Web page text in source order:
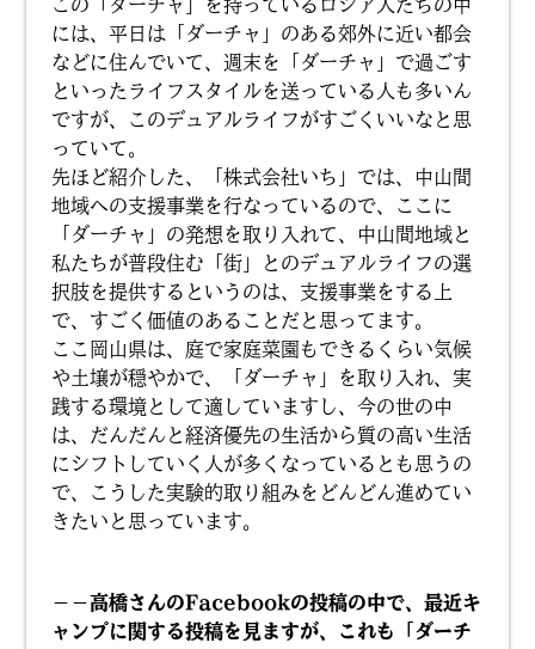
この「ダーチャ」を持っているロシア人たちの中
には、平日は「ダーチャ」のある郊外に近い都会
などに住んでいて、週末を「ダーチャ」で過ごす
といったライフスタイルを送っている人も多いん
ですが、このデュアルライフがすごくいいなと思
っていて。
先ほど紹介した、「株式会社いち」では、中山間
地域への支援事業を行なっているので、ここに
「ダーチャ」の発想を取り入れて、中山間地域と
私たちが普段住む「街」とのデュアルライフの選
択肢を提供するというのは、支援事業をする上
で、すごく価値のあることだと思ってます。
ここ岡山県は、庭で家庭菜園もできるくらい気候
や土壌が穏やかで、「ダーチャ」を取り入れ、実
践する環境として適していますし、今の世の中
は、だんだんと経済優先の生活から質の高い生活
にシフトしていく人が多くなっているとも思うの
で、こうした実験的取り組みをどんどん進めてい
きたいと思っています。
－－高橋さんのFacebookの投稿の中で、最近キ
ャンプに関する投稿を見ますが、これも「ダーチ